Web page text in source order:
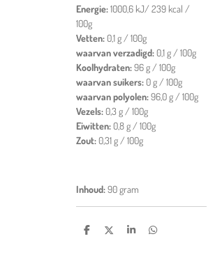
Energie:1000,6 kJ/ 239 kcal /
100g
Vetten:0,1 g / 100g
waarvan verzadigd:0,1 g / 100g
Koolhydraten:96 g / 100g
waarvan suikers:0 g / 100g
waarvan polyolen:96,0 g / 100g
Vezels:0,3 g / 100g
Eiwitten:0,8 g / 100g
Zout:0,31 g / 100g
Inhoud:90 gram
D
D
S
D